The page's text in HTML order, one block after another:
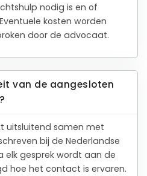
nodig is en of
kosten worden
door de advocaat.
van de aangesloten
uitsluitend samen met
bij de Nederlandse
elk gesprek wordt aan de
hoe het contact is ervaren.